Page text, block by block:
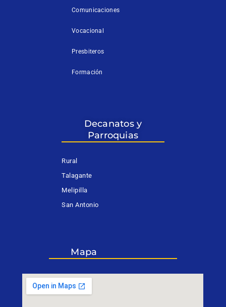
Comunicaciones
Vocacional
Presbiteros
Formación
Decanatos y
Parroquias
Rural
Talagante
Melipilla
San Antonio
Mapa